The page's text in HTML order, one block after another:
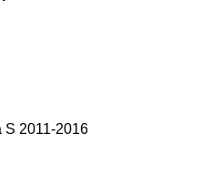
S 2011-2016